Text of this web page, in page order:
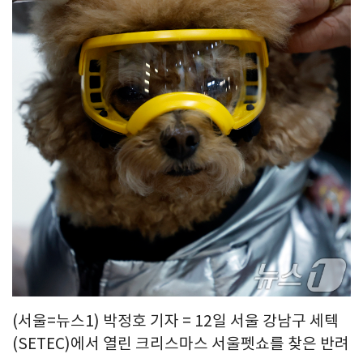
(서울=뉴스1) 박정호 기자 = 12일 서울 강남구 세텍
(SETEC)에서 열린 크리스마스 서울펫쇼를 찾은 반려